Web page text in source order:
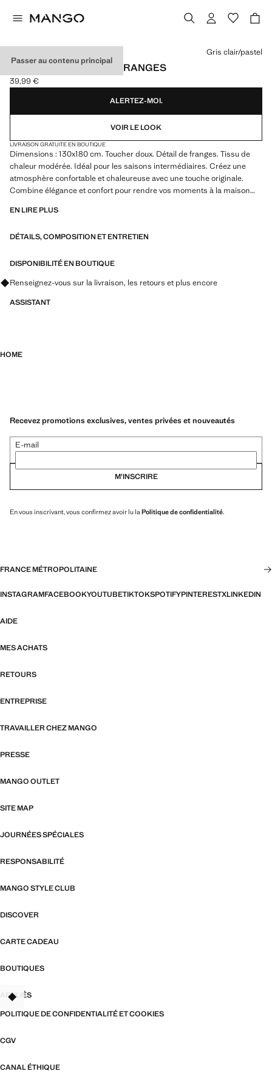
Passer au contenu principal
COUVERTURE DÉTAIL FRANGES
Prix actuel [39,99 € ]
39,99 €
Choisissez une couleur
Gris clair/pastel
ALERTEZ-MOI.
VOIR LE LOOK
LIVRAISON GRATUITE EN BOUTIQUE
Dimensions : 130x180 cm. Toucher doux. Détail de franges. Tissu de
chaleur modérée. Idéal pour les saisons intermédiaires. Créez une
atmosphère confortable et chaleureuse avec une touche originale.
Combine élégance et confort pour rendre vos moments à la maison
EN LIRE PLUS
DÉTAILS, COMPOSITION ET ENTRETIEN
DISPONIBILITÉ EN BOUTIQUE
Renseignez-vous sur la livraison, les retours et plus encore
ASSISTANT
HOME
Recevez promotions exclusives, ventes privées et nouveautés
E-mail
M’INSCRIRE
En vous inscrivant, vous confirmez avoir lu la Politique de confidentialité.
FRANCE MÉTROPOLITAINE
INSTAGRAMFACEBOOKYOUTUBETIKTOKSPOTIFYPINTERESTXLINKEDIN
AIDE
MES ACHATS
RETOURS
ENTREPRISE
TRAVAILLER CHEZ MANGO
PRESSE
MANGO OUTLET
SITE MAP
JOURNÉES SPÉCIALES
RESPONSABILITÉ
MANGO STYLE CLUB
DISCOVER
CARTE CADEAU
BOUTIQUES
AFFILIÉS
POLITIQUE DE CONFIDENTIALITÉ ET COOKIES
CGV
CANAL ÉTHIQUE